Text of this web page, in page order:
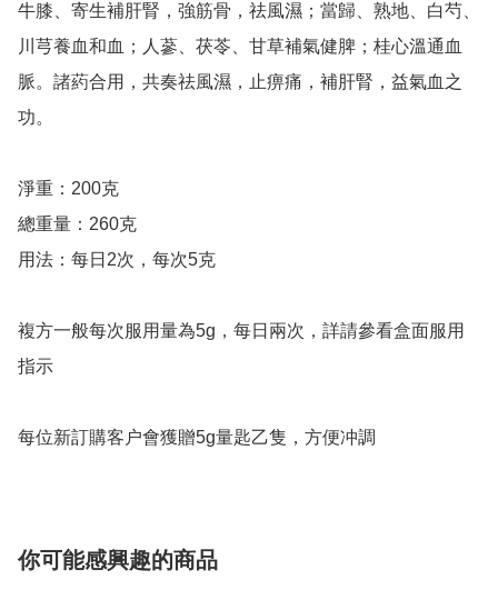
牛膝、寄生補肝腎，強筋骨，祛風濕；當歸、熟地、白芍、
川芎養血和血；人蔘、茯苓、甘草補氣健脾；桂心溫通血
脈。諸葯合用，共奏祛風濕，止痹痛，補肝腎，益氣血之
功。
淨重：200克
總重量：260克
用法：每日2次，每次5克
複方一般每次服用量為5g，每日兩次，詳請參看盒面服用
指示
每位新訂購客户會獲贈5g量匙乙隻，方便冲調
你可能感興趣的商品